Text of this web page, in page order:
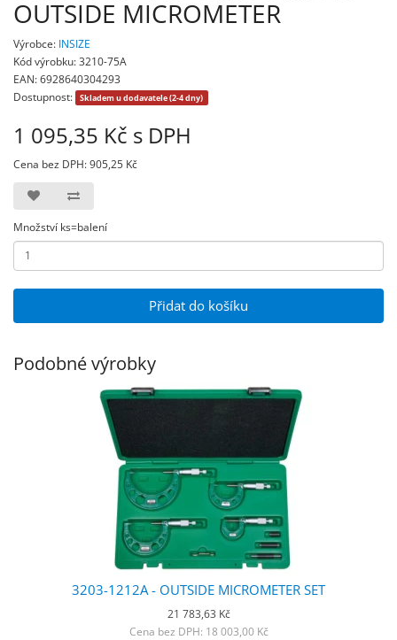
OUTSIDE MICROMETER
Výrobce: INSIZE
Kód výrobku: 3210-75A
EAN: 6928640304293
Dostupnost:
Skladem u dodavatele (2-4 dny)
1 095,35 Kč s DPH
Cena bez DPH: 905,25 Kč
Množství ks=balení
Přidat do košíku
Podobné výrobky
3203-1212A - OUTSIDE MICROMETER SET
21 783,63 Kč
Cena bez DPH: 18 003,00 Kč